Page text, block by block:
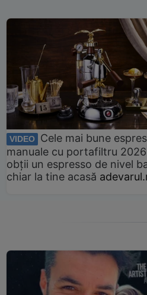
VIDEO
Cele mai bune
manuale cu portafiltru
obții un espresso de nivel
chiar la tine acasă